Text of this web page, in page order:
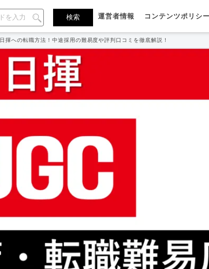
運営者情報 コンテンツポリシー
日揮への転職方法！中途採用の難易度や評判口コミを徹底解説！